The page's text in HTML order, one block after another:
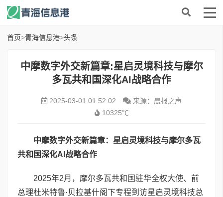
首页>青海信息港>头条
中摩数字外交新篇章:星启灵境科技与摩尔
多瓦共和国深化AI战略合作
2025-03-01 01:52:02
来源：晨报之声
10325℃
中摩数字外交新篇章：星启灵境科技与摩尔多瓦
共和国深化AI 战略合作
2025年2月，摩尔多瓦共和国驻华全权大使、前
总理杜米特鲁·贝拉基什阁下专程到访星启灵境科技总